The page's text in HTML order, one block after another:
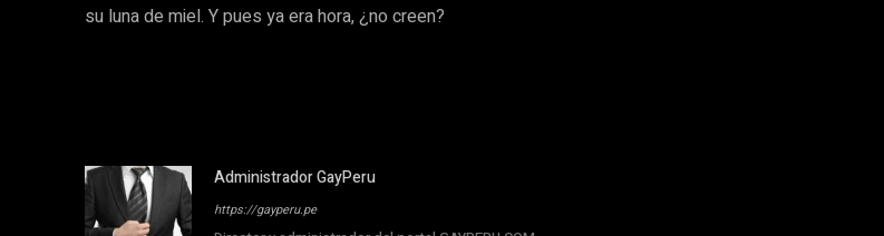
su luna de miel. Y pues ya era hora, ¿no creen?
Administrador GayPeru
https://gayperu.pe